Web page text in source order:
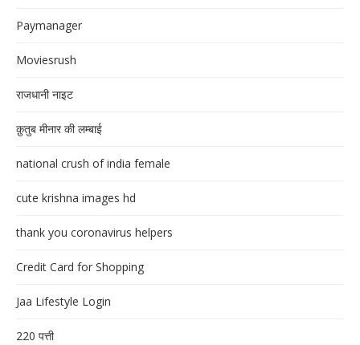
Paymanager
Moviesrush
राजधानी नाइट
क़ुतुब मीनार की लम्बाई
national crush of india female
cute krishna images hd
thank you coronavirus helpers
Credit Card for Shopping
Jaa Lifestyle Login
220 पत्ती